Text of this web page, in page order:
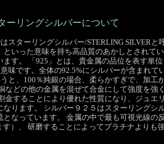
ーリングシルバーについて
スターリングシルバー/STERLING SILVERと
といった意味を持ち高品質のあかしとされて
ます。 「925」とは、貴金属の品位を表す単
味です。全体の92.5%にシルバーが含まれて
と、100％純銀の場合、柔らかすぎで、加工
などの他の金属を混ぜて合金にして強度を強
金することにより優れた性質になり、ジュエ
なります。 シルバー９２５はスターリングシ
となっています。 金属の中で最も可視光線の
す）、 研磨することによってプラチナよりも